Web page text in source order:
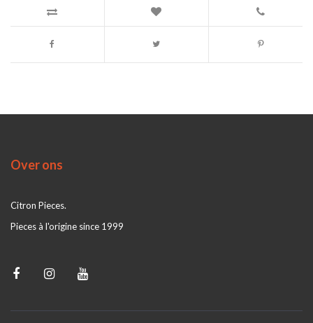
Over ons
Citron Pieces.
Pieces à l'origine since 1999